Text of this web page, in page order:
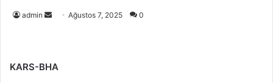
admin
Bir
Ağustos 7, 2025 0
KARS-BHA